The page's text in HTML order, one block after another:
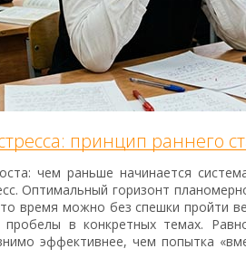
принцип раннего
чем раньше начинается
Оптимальный горизонт
время можно без спешки пройти
пробелы в конкретных темах.
эффективнее, чем попытка